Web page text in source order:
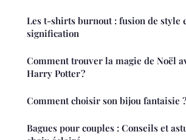
Les t-shirts burnout : fusion de style
signification
Comment trouver la magie de Noël
Harry Potter ?
Comment choisir son bijou fantaisie ?
Bagues pour couples : Conseils et